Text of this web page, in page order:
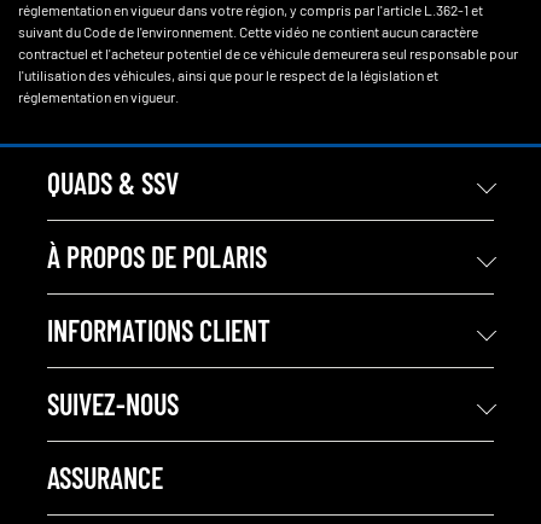
réglementation en vigueur dans votre région, y compris par l'article L.362-1 et
suivant du Code de l'environnement. Cette vidéo ne contient aucun caractère
contractuel et l'acheteur potentiel de ce véhicule demeurera seul responsable pour
l'utilisation des véhicules, ainsi que pour le respect de la législation et
réglementation en vigueur.
QUADS & SSV
À PROPOS DE POLARIS
INFORMATIONS CLIENT
SUIVEZ-NOUS
ASSURANCE